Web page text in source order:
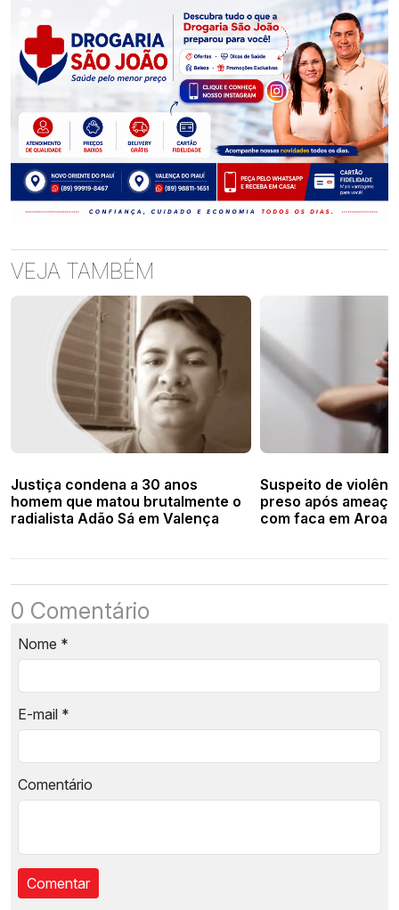
VEJA TAMBÉM
Justiça condena a 30 anos
homem que matou brutalmente o
radialista Adão Sá em Valença
Suspeito de
preso após
com faca em
0 Comentário
Nome *
E-mail *
Comentário